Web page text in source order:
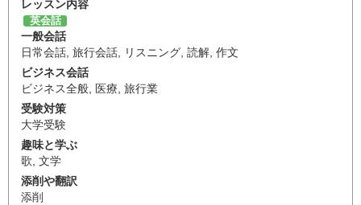
レッスン内容
英会話
一般会話
日常会話 旅行会話 リスニング 読解 作文
ビジネス会話
ビジネス全般
医療 旅行業
受験対策
大学受験
趣味と学ぶ
歌 文学
添削や翻訳
添削